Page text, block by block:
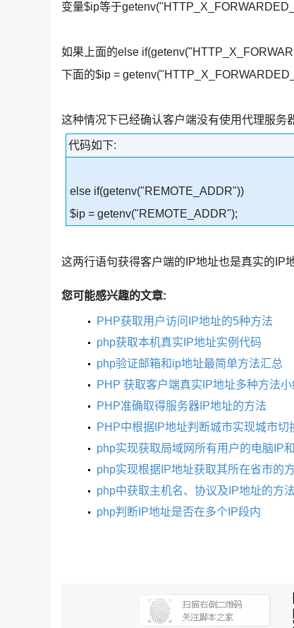
变量$ip等于
如果上面的else
下面的$ip =
这种情况下已经确认客户端没有使用代理服务
代码如下:
else if(getenv("REMOTE_ADDR"))
$ip = getenv("REMOTE_ADDR");
这两行语句获得客户端的IP地址也是真实的IP地
您可能感兴趣的文章:
PHP获取用户访问IP地址的5种方法
php获取本机真实IP地址实例代码
php验证邮箱和ip地址最简单方法汇总
PHP 获取客户端真实IP地址多种方法小
PHP准确取得服务器IP地址的方法
PHP中根据IP地址判断城市实现城市切
php实现获取局域网所有用户的电脑IP
php实现根据IP地址获取其所在省市的
php中获取主机名、协议及IP地址的方法
php判断IP地址是否在多个IP段内